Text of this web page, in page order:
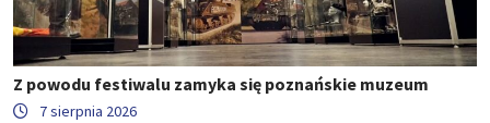
Z powodu festiwalu zamyka się poznańskie muzeum
7 sierpnia 2026